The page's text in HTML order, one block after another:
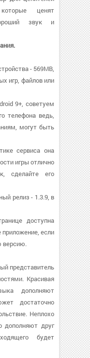
ценят
звук и
- 569MB,
игр, файлов или
9+, советуем
телефона ведь,
могут быть
сервиса она
игры отлично
сделайте его
релиз - 1.3.9, в
доступна
приложение, если
версию.
представитель
Красивая
дополняют
достаточно
Неплохо
дополняют друг
будет